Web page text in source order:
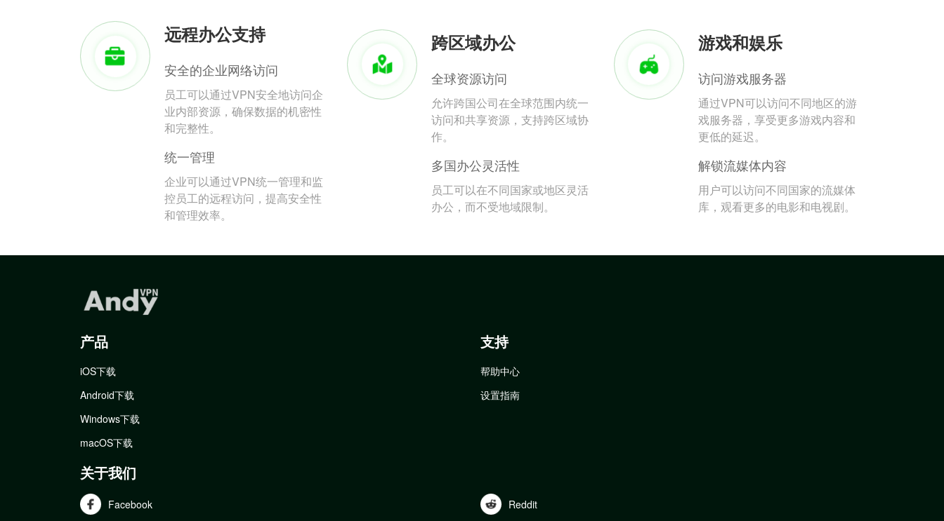
远程办公支持
安全的企业网络访问
员工可以通过VPN安全地访问企
业内部资源，确保数据的机密性
和完整性。
统一管理
企业可以通过VPN统一管理和监
控员工的远程访问，提高安全性
和管理效率。
跨区域办公
全球资源访问
允许跨国公司在全球范围内统一
访问和共享资源，支持跨区域协
作。
多国办公灵活性
员工可以在不同国家或地区灵活
办公，而不受地域限制。
游戏和娱乐
访问游戏服务器
通过VPN可以访问不同地区的游
戏服务器，享受更多游戏内容和
更低的延迟。
解锁流媒体内容
用户可以访问不同国家的流媒体
库，观看更多的电影和电视剧。
产品
iOS下载
Android下载
Windows下载
macOS下载
支持
帮助中心
设置指南
关于我们
Facebook Reddit